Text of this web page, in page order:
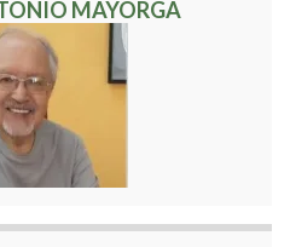
MAYORGA